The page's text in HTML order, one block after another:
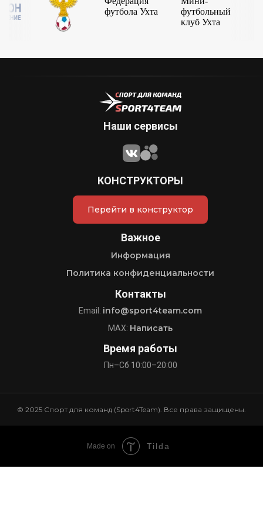
Наши сервисы
КОНСТРУКТОРЫ
Перейти в конструктор
Важное
Информация
Политика конфиденциальности
Контакты
Email: info@sport4team.com
MAX: Написать
Время работы
Пн–Сб 10:00–20:00
© 2025 Спорт для команд (Sport4Team). Все права защищены.
Made on Tilda